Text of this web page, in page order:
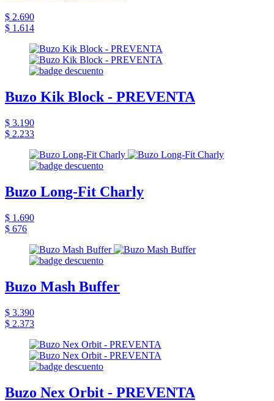
$ 2.690
$ 1.614
Buzo Kik Block - PREVENTA
$ 3.190
$ 2.233
Buzo Long-Fit Charly
$ 1.690
$ 676
Buzo Mash Buffer
$ 3.390
$ 2.373
Buzo Nex Orbit - PREVENTA